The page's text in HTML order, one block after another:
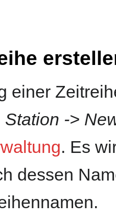
einer
Station ->
. Es
dessen